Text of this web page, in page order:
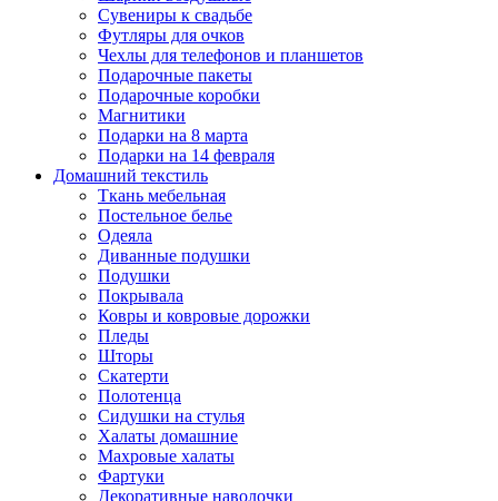
Сувениры к свадьбе
Футляры для очков
Чехлы для телефонов и планшетов
Подарочные пакеты
Подарочные коробки
Магнитики
Подарки на 8 марта
Подарки на 14 февраля
Домашний текстиль
Ткань мебельная
Постельное белье
Одеяла
Диванные подушки
Подушки
Покрывала
Ковры и ковровые дорожки
Пледы
Шторы
Скатерти
Полотенца
Сидушки на стулья
Халаты домашние
Махровые халаты
Фартуки
Декоративные наволочки